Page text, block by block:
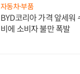
자동차·부품
BYD코리아 가격 앞세워
비에 소비자 불만 폭발